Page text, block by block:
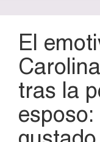
El
tras la